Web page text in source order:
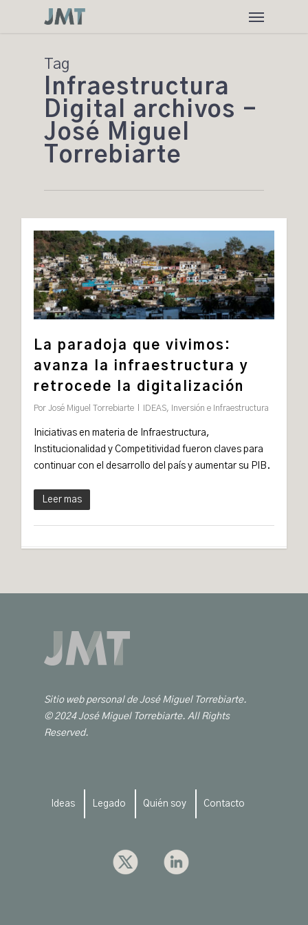
Tag
Infraestructura
Digital archivos -
José Miguel
Torrebiarte
La paradoja que vivimos:
avanza la infraestructura y
retrocede la digitalización
Por José Miguel Torrebiarte IDEAS, Inversión e Infraestructura
Iniciativas en materia de Infraestructura,
Institucionalidad y Competitividad fueron claves para
continuar con el desarrollo del país y aumentar su PIB.
Leer mas
Sitio web personal de José Miguel Torrebiarte.
© 2024 José Miguel Torrebiarte. All Rights
Reserved.
Ideas Legado Quién soy Contacto